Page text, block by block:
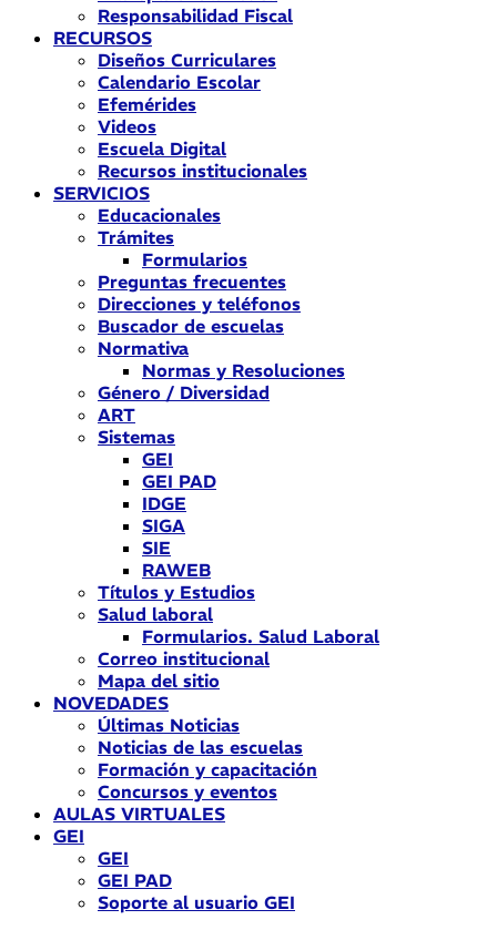
Responsabilidad Fiscal
RECURSOS
Diseños Curriculares
Calendario Escolar
Efemérides
Videos
Escuela Digital
Recursos institucionales
SERVICIOS
Educacionales
Trámites
Formularios
Preguntas frecuentes
Direcciones y teléfonos
Buscador de escuelas
Normativa
Normas y Resoluciones
Género / Diversidad
ART
Sistemas
GEI
GEI PAD
IDGE
SIGA
SIE
RAWEB
Títulos y Estudios
Salud laboral
Formularios. Salud Laboral
Correo institucional
Mapa del sitio
NOVEDADES
Últimas Noticias
Noticias de las escuelas
Formación y capacitación
Concursos y eventos
AULAS VIRTUALES
GEI
GEI
GEI PAD
Soporte al usuario GEI